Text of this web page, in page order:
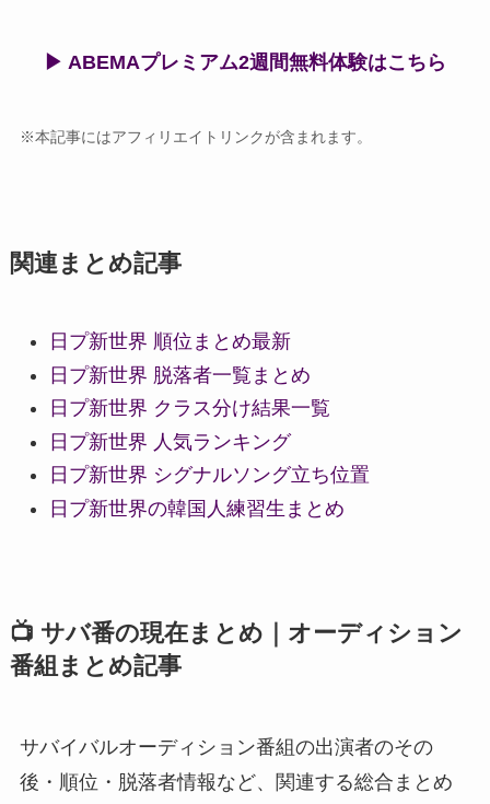
▶ ABEMAプレミアム2週間無料体験はこちら
※本記事にはアフィリエイトリンクが含まれます。
関連まとめ記事
日プ新世界 順位まとめ最新
日プ新世界 脱落者一覧まとめ
日プ新世界 クラス分け結果一覧
日プ新世界 人気ランキング
日プ新世界 シグナルソング立ち位置
日プ新世界の韓国人練習生まとめ
📺 サバ番の現在まとめ｜オーディション
番組まとめ記事
サバイバルオーディション番組の出演者のその
後・順位・脱落者情報など、関連する総合まとめ